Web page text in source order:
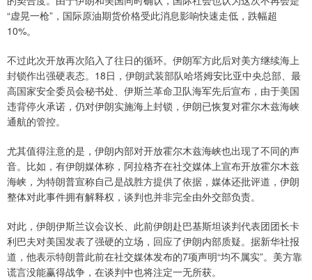
“虚晃一枪”，国际原油期货价格受此消息影响快速走低，跌幅超
10%。
不过此次开放再次陷入了往日的循环。伊朗军方此后对美方继续海上
封锁作出强硬表态。18日，伊朗武装部队哈塔姆安比亚中央总部、最
高国家安全委员会秘书处、伊斯兰革命卫队海军先后宣布，由于美国
违背停火承诺，仍对伊朗实施海上封锁，伊朗已恢复对霍尔木兹海峡
通航的管控。
尤其值得注意的是，伊朗内部对开放霍尔木兹海峡也出现了不同的声
音。比如，有伊朗媒体称，阿拉格齐在社交媒体上宣布开放霍尔木兹
海峡，为特朗普宣称自己是战胜方提供了依据，媒体还批评道，伊朗
整体对此事件拥有解释权，谈判也并非完全由外交部负责。
对此，伊朗伊斯兰议会议长、此前伊朗赴巴基斯坦谈判代表团团长卡
利巴夫对美国发表了强硬的立场，回应了伊朗内部质疑。据新华社报
道，他表示特朗普此前在社交媒体发布的7项声明“均不属实”。美方靠
谎言没能赢得战争，在谈判中也将注定一无所获。